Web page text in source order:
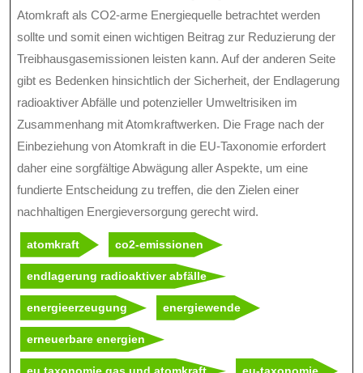
Atomkraft als CO2-arme Energiequelle betrachtet werden
sollte und somit einen wichtigen Beitrag zur Reduzierung der
Treibhausgasemissionen leisten kann. Auf der anderen Seite
gibt es Bedenken hinsichtlich der Sicherheit, der Endlagerung
radioaktiver Abfälle und potenzieller Umweltrisiken im
Zusammenhang mit Atomkraftwerken. Die Frage nach der
Einbeziehung von Atomkraft in die EU-Taxonomie erfordert
daher eine sorgfältige Abwägung aller Aspekte, um eine
fundierte Entscheidung zu treffen, die den Zielen einer
nachhaltigen Energieversorgung gerecht wird.
atomkraft co2-emissionen
endlagerung radioaktiver abfälle
energieerzeugung energiewende
erneuerbare energien